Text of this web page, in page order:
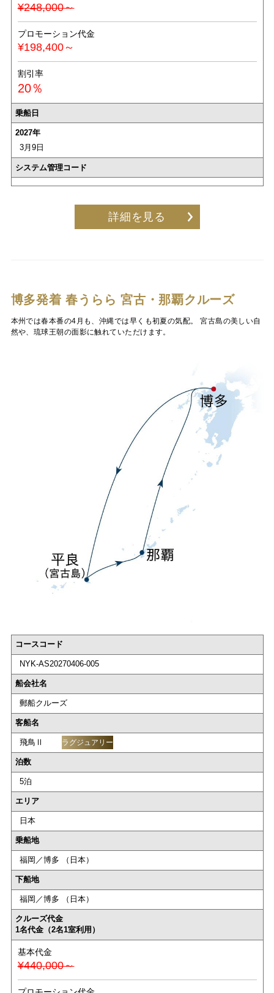
¥248,000～
プロモーション代金
¥198,400～
割引率
20％
乗船日
2027年
3月9日
システム管理コード
詳細を見る
博多発着 春うらら 宮古・那覇クルーズ
本州では春本番の4月も、沖縄では早くも初夏の気配。 宮古島の美しい自
然や、琉球王朝の面影に触れていただけます。
コースコード
NYK-AS20270406-005
船会社名
郵船クルーズ
客船名
飛鳥Ⅱ ラグジュアリー
泊数
5泊
エリア
日本
乗船地
福岡／博多 （日本）
下船地
福岡／博多 （日本）
クルーズ代金
1名代金（2名1室利用）
基本代金
¥440,000～